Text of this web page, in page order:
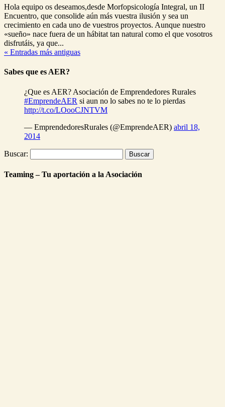
Hola equipo os deseamos,desde Morfopsicología Integral, un II
Encuentro, que consolide aún más vuestra ilusión y sea un
crecimiento en cada uno de vuestros proyectos. Aunque nuestro
«sueño» nace fuera de un hábitat tan natural como el que vosotros
disfrutáis, ya que...
« Entradas más antiguas
Sabes que es AER?
¿Que es AER? Asociación de Emprendedores Rurales
#EmprendeAER si aun no lo sabes no te lo pierdas
http://t.co/LOooCJNTVM
— EmprendedoresRurales (@EmprendeAER) abril 18,
2014
Buscar:
Teaming – Tu aportación a la Asociación